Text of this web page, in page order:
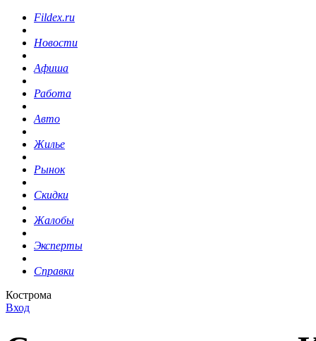
Fildex.ru
Новости
Афиша
Работа
Авто
Жилье
Рынок
Скидки
Жалобы
Эксперты
Справки
Кострома
Вход